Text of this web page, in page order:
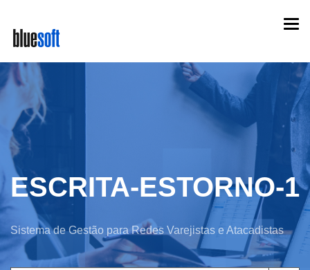
main
content
ESCRITA-ESTORNO-1
Sistema de Gestão para Redes Varejistas e Atacadistas